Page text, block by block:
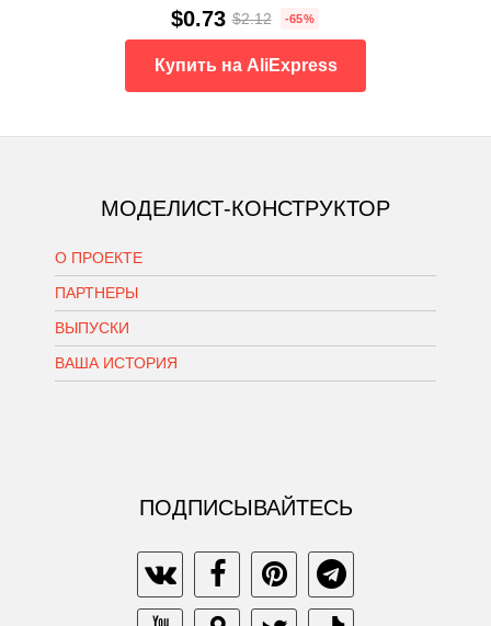
$0.73 $2.12 -65%
Купить на AliExpress
МОДЕЛИСТ-КОНСТРУКТОР
О ПРОЕКТЕ
ПАРТНЕРЫ
ВЫПУСКИ
ВАША ИСТОРИЯ
ПОДПИСЫВАЙТЕСЬ